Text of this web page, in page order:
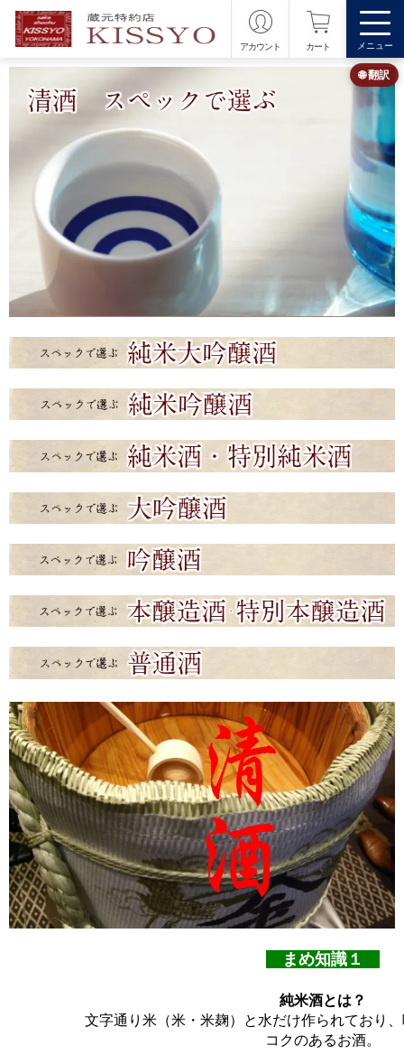
アカウント カート メニュー
まめ知識１
純米酒とは？
文字通り米（米・米麹）と水だけ作られており、
コクのあるお酒。
🌐 翻訳